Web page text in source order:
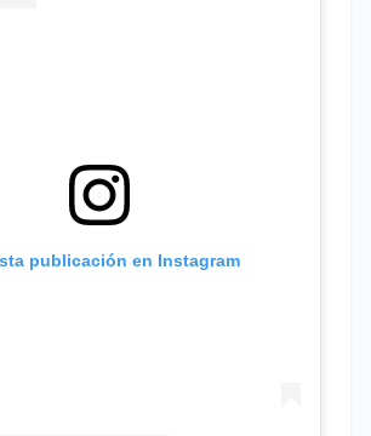
publicación en Instagram